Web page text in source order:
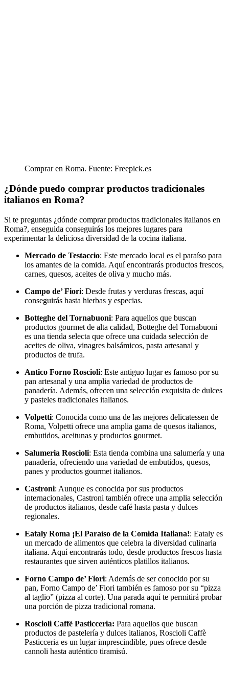
Comprar en Roma. Fuente: Freepick.es
¿Dónde puedo comprar productos tradicionales
italianos en Roma?
Si te preguntas ¿dónde comprar productos tradicionales italianos en
Roma?, enseguida conseguirás los mejores lugares para
experimentar la deliciosa diversidad de la cocina italiana.
Mercado de Testaccio: Este mercado local es el paraíso para
los amantes de la comida. Aquí encontrarás productos frescos,
carnes, quesos, aceites de oliva y mucho más.
Campo de’ Fiori: Desde frutas y verduras frescas, aquí
conseguirás hasta hierbas y especias.
Botteghe del Tornabuoni: Para aquellos que buscan
productos gourmet de alta calidad, Botteghe del Tornabuoni
es una tienda selecta que ofrece una cuidada selección de
aceites de oliva, vinagres balsámicos, pasta artesanal y
productos de trufa.
Antico Forno Roscioli: Este antiguo lugar es famoso por su
pan artesanal y una amplia variedad de productos de
panadería. Además, ofrecen una selección exquisita de dulces
y pasteles tradicionales italianos.
Volpetti: Conocida como una de las mejores delicatessen de
Roma, Volpetti ofrece una amplia gama de quesos italianos,
embutidos, aceitunas y productos gourmet.
Salumeria Roscioli: Esta tienda combina una salumería y una
panadería, ofreciendo una variedad de embutidos, quesos,
panes y productos gourmet italianos.
Castroni: Aunque es conocida por sus productos
internacionales, Castroni también ofrece una amplia selección
de productos italianos, desde café hasta pasta y dulces
regionales.
Eataly Roma ¡El Paraíso de la Comida Italiana!: Eataly es
un mercado de alimentos que celebra la diversidad culinaria
italiana. Aquí encontrarás todo, desde productos frescos hasta
restaurantes que sirven auténticos platillos italianos.
Forno Campo de’ Fiori: Además de ser conocido por su
pan, Forno Campo de’ Fiori también es famoso por su “pizza
al taglio” (pizza al corte). Una parada aquí te permitirá probar
una porción de pizza tradicional romana.
Roscioli Caffè Pasticceria: Para aquellos que buscan
productos de pastelería y dulces italianos, Roscioli Caffè
Pasticceria es un lugar imprescindible, pues ofrece desde
cannoli hasta auténtico tiramisú.